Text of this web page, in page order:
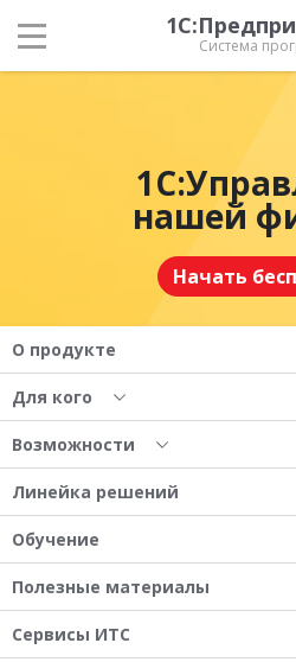
Система
нашей
Начать
О продукте
Для кого
Возможности
Линейка решений
Обучение
Полезные материалы
Сервисы ИТС